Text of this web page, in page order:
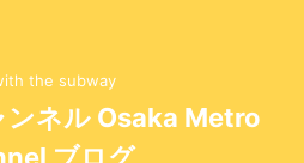
the subway
ンネル Osaka Metro